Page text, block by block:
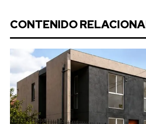
CONTENIDO